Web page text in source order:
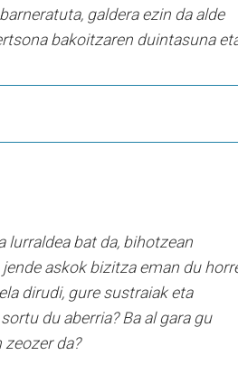
galdera ezin da alde
bakoitzaren duintasuna
lurraldea bat da, bihotzean
askok bizitza eman du
dirudi, gure sustraiak eta
du aberria? Ba al gara gu
da?